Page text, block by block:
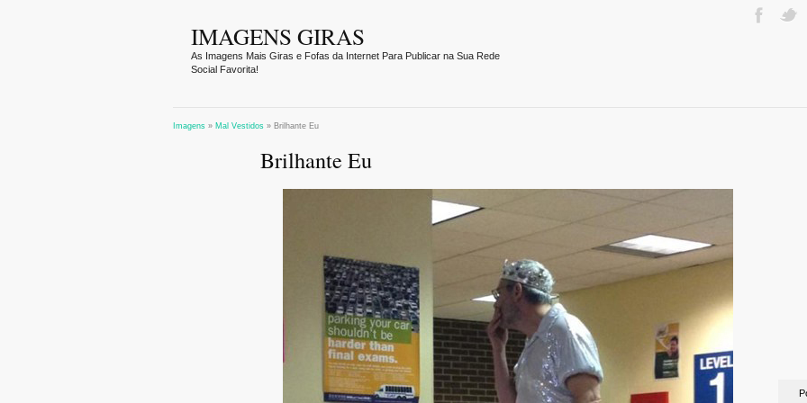
IMAGENS GIRAS
As Imagens Mais Giras e Fofas da Internet Para Publicar na Sua Rede
Social Favorita!
Imagens » Mal Vestidos » Brilhante Eu
Brilhante Eu